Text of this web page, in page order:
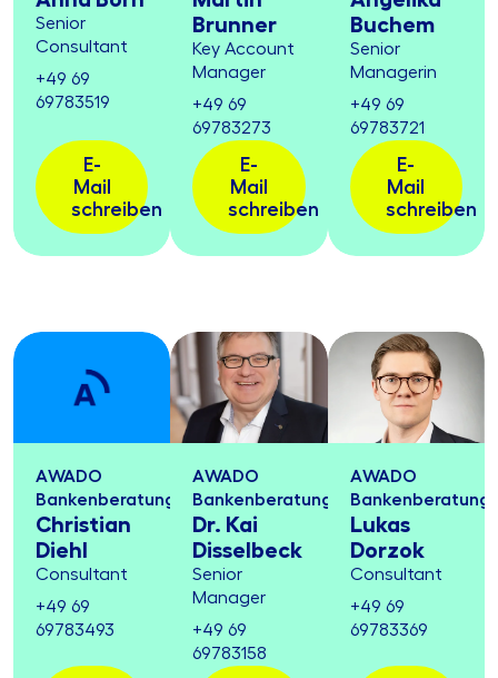
Senior
Consultant
+49 69
69783519
E-
Mail
schreiben
Brunner
Key Account
Manager
+49 69
69783273
E-
Mail
schreiben
Buchem
Senior
Managerin
+49 69
69783721
E-
Mail
schreiben
AWADO
Bankenberatung
Christian
Diehl
Consultant
+49 69
69783493
AWADO
Bankenberatung
Dr. Kai
Disselbeck
Senior
Manager
+49 69
69783158
AWADO
Bankenberatung
Lukas
Dorzok
Consultant
+49 69
69783369